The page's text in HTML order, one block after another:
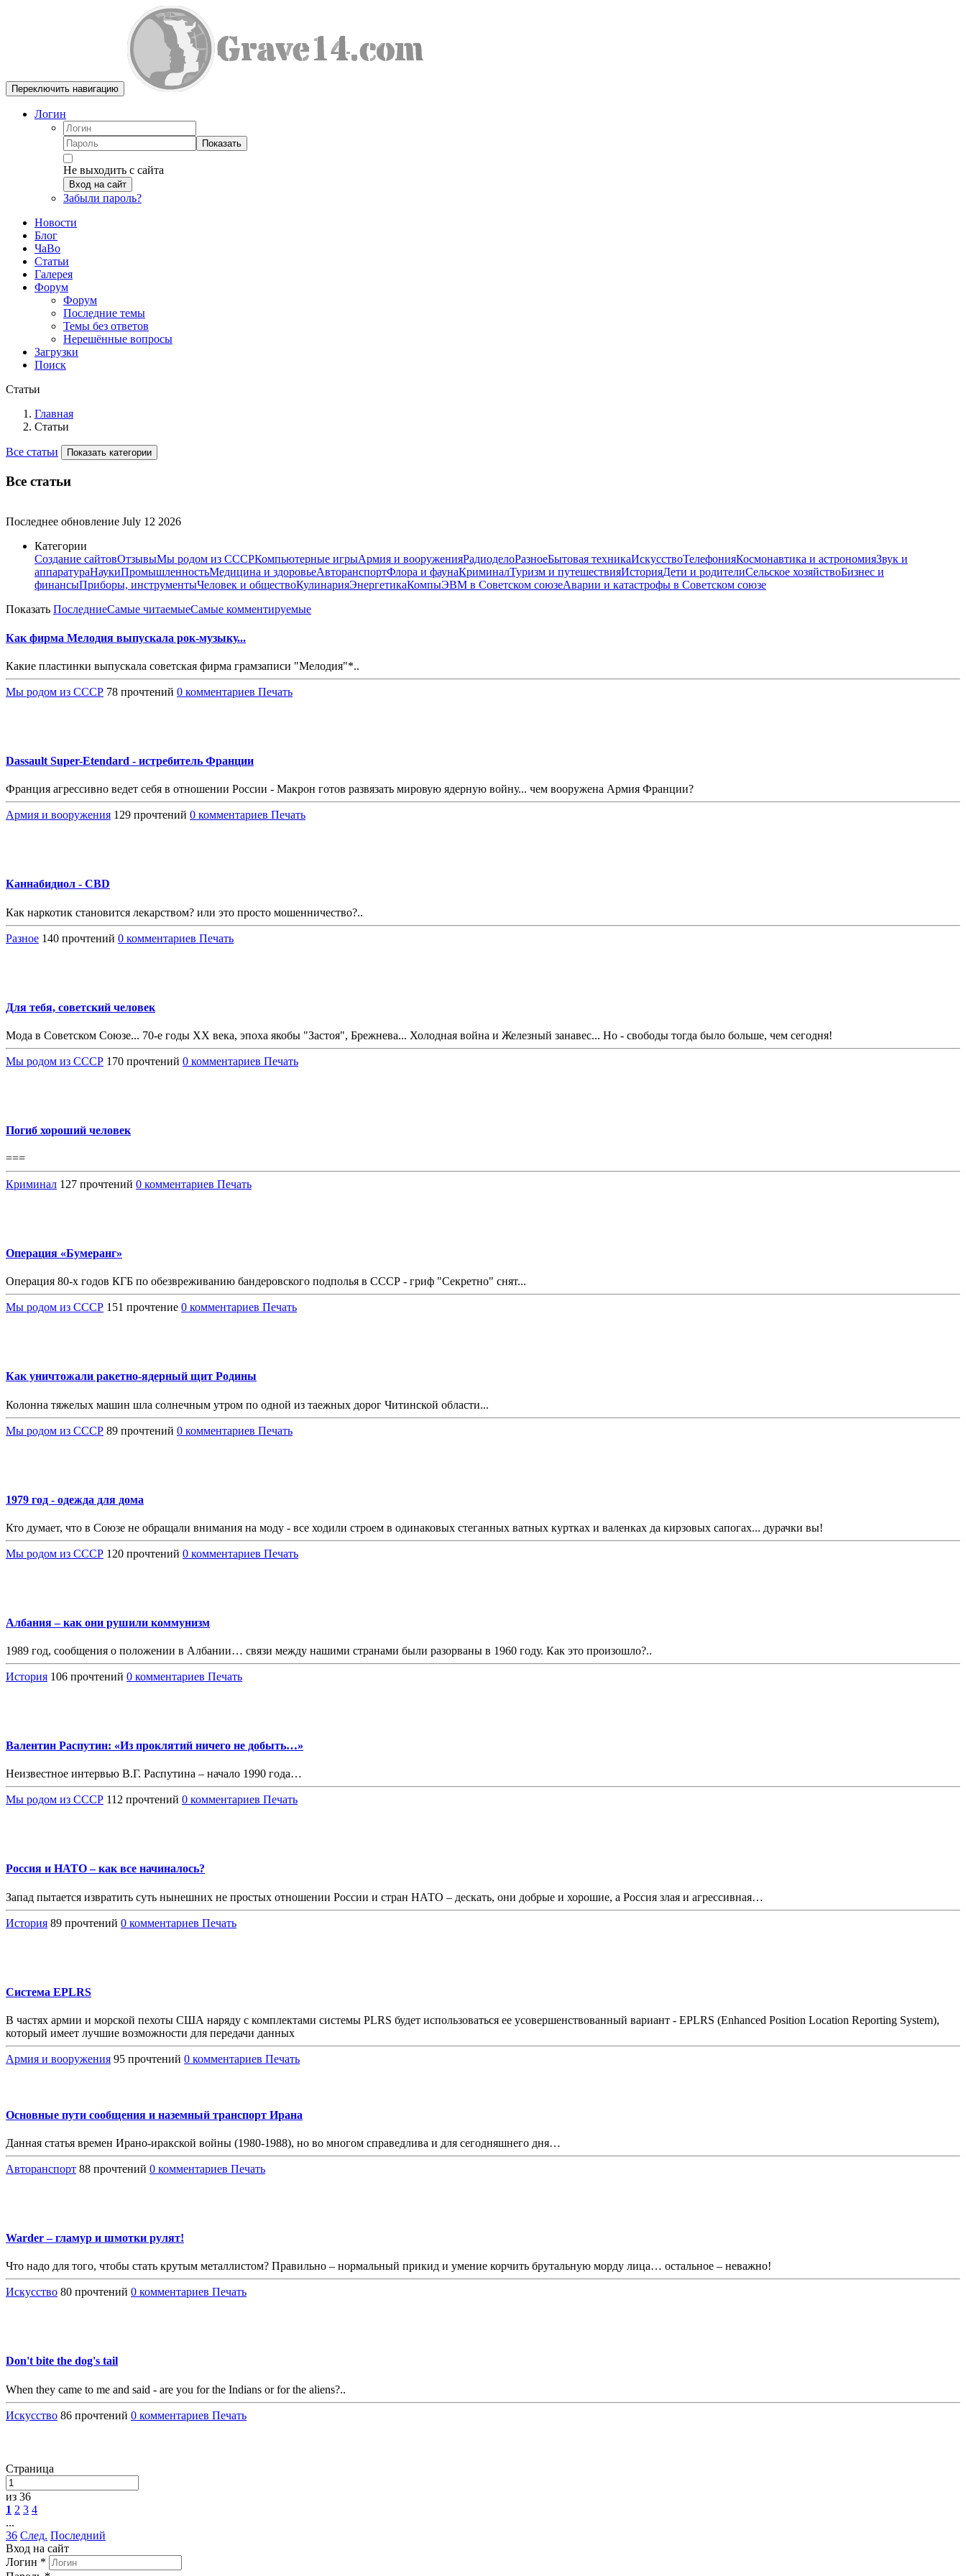
Переключить навигацию
Логин
Показать
Не выходить с сайта
Вход на сайт
Забыли пароль?
Новости
Блог
ЧаВо
Статьи
Галерея
Форум
Форум
Последние темы
Темы без ответов
Нерешённые вопросы
Загрузки
Поиск
Статьи
Главная
Статьи
Все статьи Показать категории
Все статьи
Последнее обновление July 12 2026
Категории
Создание сайтовОтзывыМы родом из СССРКомпьютерные игрыАрмия и вооруженияРадиоделоРазноеБытовая техникаИскусствоТелефонияКосмонавтика и астрономияЗвук и
аппаратураНаукиПромышленностьМедицина и здоровьеАвторанспортФлора и фаунаКриминалТуризм и путешествияИсторияДети и родителиСельское хозяйствоБизнес и
финансыПриборы, инструментыЧеловек и обществоКулинарияЭнергетикаКомпыЭВМ в Советском союзеАварии и катастрофы в Советском союзе
Показать ПоследниеСамые читаемыеСамые комментируемые
Как фирма Мелодия выпускала рок-музыку...
Какие пластинки выпускала советская фирма грамзаписи "Мелодия"*..
Мы родом из СССР 78 прочтений 0 комментариев Печать
Dassault Super-Etendard - истребитель Франции
Франция агрессивно ведет себя в отношении России - Макрон готов развязать мировую ядерную войну... чем вооружена Армия Франции?
Армия и вооружения 129 прочтений 0 комментариев Печать
Каннабидиол - CBD
Как наркотик становится лекарством? или это просто мошенничество?..
Разное 140 прочтений 0 комментариев Печать
Для тебя, советский человек
Мода в Советском Союзе... 70-е годы ХХ века, эпоха якобы "Застоя", Брежнева... Холодная война и Железный занавес... Но - свободы тогда было больше, чем сегодня!
Мы родом из СССР 170 прочтений 0 комментариев Печать
Погиб хороший человек
===
Криминал 127 прочтений 0 комментариев Печать
Операция «Бумеранг»
Операция 80-х годов КГБ по обезвреживанию бандеровского подполья в СССР - гриф "Секретно" снят...
Мы родом из СССР 151 прочтение 0 комментариев Печать
Как уничтожали ракетно-ядерный щит Родины
Колонна тяжелых машин шла солнечным утром по одной из таежных дорог Читинской области...
Мы родом из СССР 89 прочтений 0 комментариев Печать
1979 год - одежда для дома
Кто думает, что в Союзе не обращали внимания на моду - все ходили строем в одинаковых стеганных ватных куртках и валенках да кирзовых сапогах... дурачки вы!
Мы родом из СССР 120 прочтений 0 комментариев Печать
Албания – как они рушили коммунизм
1989 год, сообщения о положении в Албании… связи между нашими странами были разорваны в 1960 году. Как это произошло?..
История 106 прочтений 0 комментариев Печать
Валентин Распутин: «Из проклятий ничего не добыть…»
Неизвестное интервью В.Г. Распутина – начало 1990 года…
Мы родом из СССР 112 прочтений 0 комментариев Печать
Россия и НАТО – как все начиналось?
Запад пытается извратить суть нынешних не простых отношении России и стран НАТО – дескать, они добрые и хорошие, а Россия злая и агрессивная…
История 89 прочтений 0 комментариев Печать
Система EPLRS
В частях армии и морской пехоты США наряду с комплектами системы PLRS будет использоваться ее усовершенствованный вариант - EPLRS (Enhanced Position Location Reporting System),
который имеет лучшие возможности для передачи данных
Армия и вооружения 95 прочтений 0 комментариев Печать
Основные пути сообщения и наземный транспорт Ирана
Данная статья времен Ирано-иракской войны (1980-1988), но во многом справедлива и для сегодняшнего дня…
Авторанспорт 88 прочтений 0 комментариев Печать
Warder – гламур и шмотки рулят!
Что надо для того, чтобы стать крутым металлистом? Правильно – нормальный прикид и умение корчить брутальную морду лица… остальное – неважно!
Искусство 80 прочтений 0 комментариев Печать
Don't bite the dog's tail
When they came to me and said - are you for the Indians or for the aliens?..
Искусство 86 прочтений 0 комментариев Печать
Страница
из 36
1 2 3 4
...
36 След. Последний
Вход на сайт
Логин *